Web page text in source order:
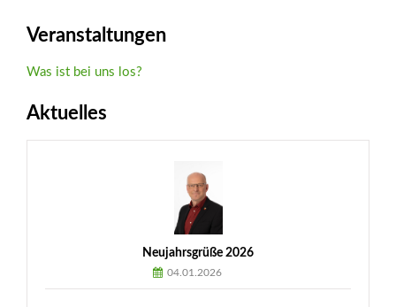
Veranstaltungen
Was ist bei uns los?
Aktuelles
Neujahrsgrüße 2026
04.01.2026